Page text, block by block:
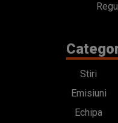
Stiri
Emisiuni
Echipa